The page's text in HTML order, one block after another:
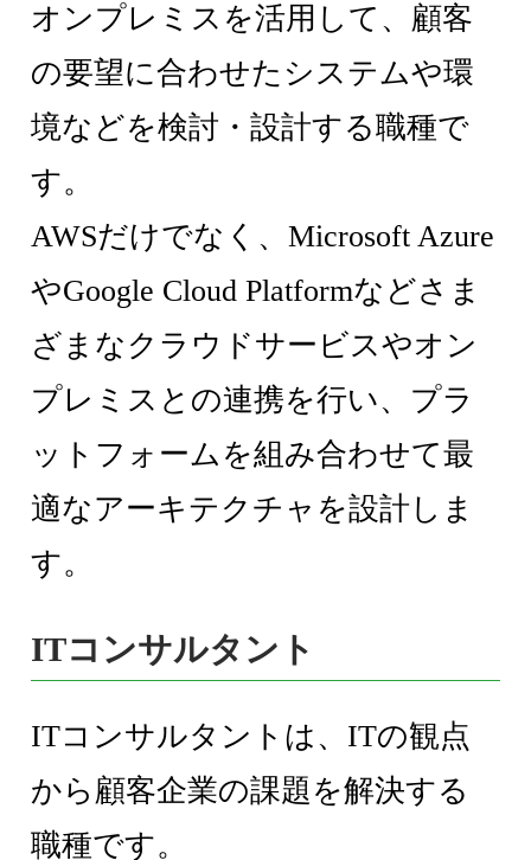
オンプレミスを活用して、顧客
の要望に合わせたシステムや環
境などを検討・設計する職種で
す。
AWSだけでなく、Microsoft Azure
やGoogle Cloud Platformなどさま
ざまなクラウドサービスやオン
プレミスとの連携を行い、プラ
ットフォームを組み合わせて最
適なアーキテクチャを設計しま
す。
ITコンサルタント
ITコンサルタントは、ITの観点
から顧客企業の課題を解決する
職種です。